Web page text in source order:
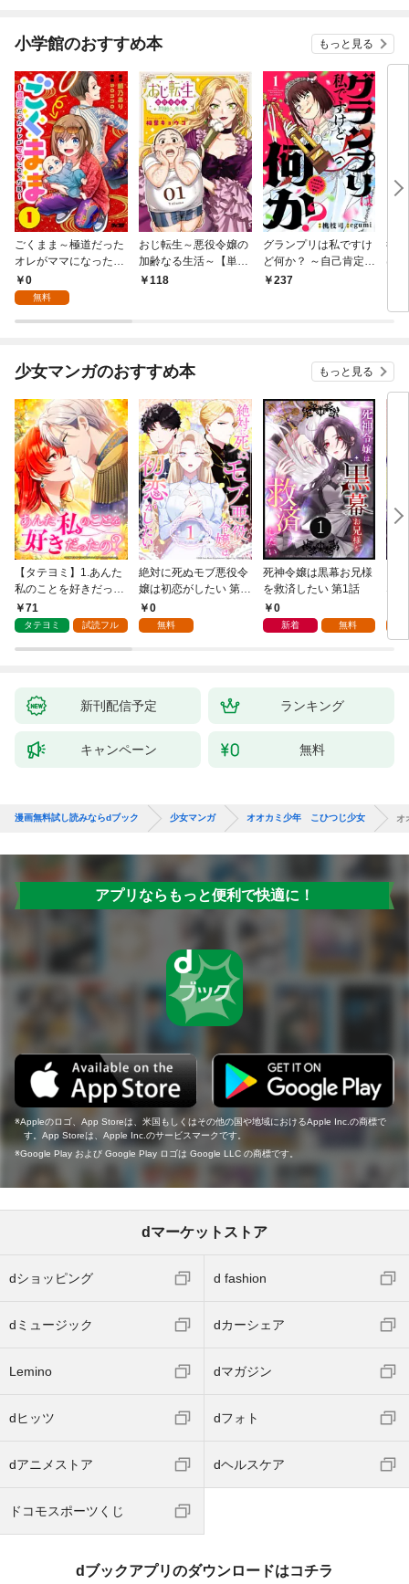
小学館のおすすめ本 もっと見る
ごくまま～極道だった
オレがママになった話
～【単話】（１）
0
無料
おじ転生～悪役令嬢の
加齢なる生活～【単
話】（１）
118
グランプリは私ですけ
ど何か？ ～自己肯定モ
ンスターのミスコン無
237
後
は
少女マンガのおすすめ本 もっと見る
【タテヨミ】1.あんた
私のことを好きだった
の？
71
タテヨミ 試読フル
絶対に死ぬモブ悪役令
嬢は初恋がしたい 第1
話0
無料
死神令嬢は黒幕お兄様
を救済したい 第1話
0
新着 無料
な
新刊配信予定 ランキング
キャンペーン 無料
漫画無料試し読みならdブック 少女マンガ オオカミ少年 こひつじ少女 オ
アプリならもっと便利で快適に！
Appleのロゴ、App Storeは、米国もしくはその他の国や地域におけるApple Inc.の商標で
す。App Storeは、Apple Inc.のサービスマークです。
Google Play および Google Play ロゴは Google LLC の商標です。
dマーケットストア
dショッピング d fashion
dミュージック dカーシェア
Lemino dマガジン
dヒッツ dフォト
dアニメストア dヘルスケア
ドコモスポーツくじ
dブックアプリのダウンロードはコチラ